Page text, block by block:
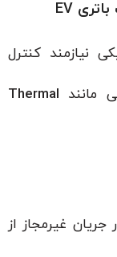
نیازمند کنترل
مانند Thermal
غیرمجاز از